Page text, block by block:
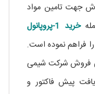
جهت تامین مواد
خرید 1-پروپانول
فراهم نموده است.
فروش شرکت شیمی
پیش فاکتور و